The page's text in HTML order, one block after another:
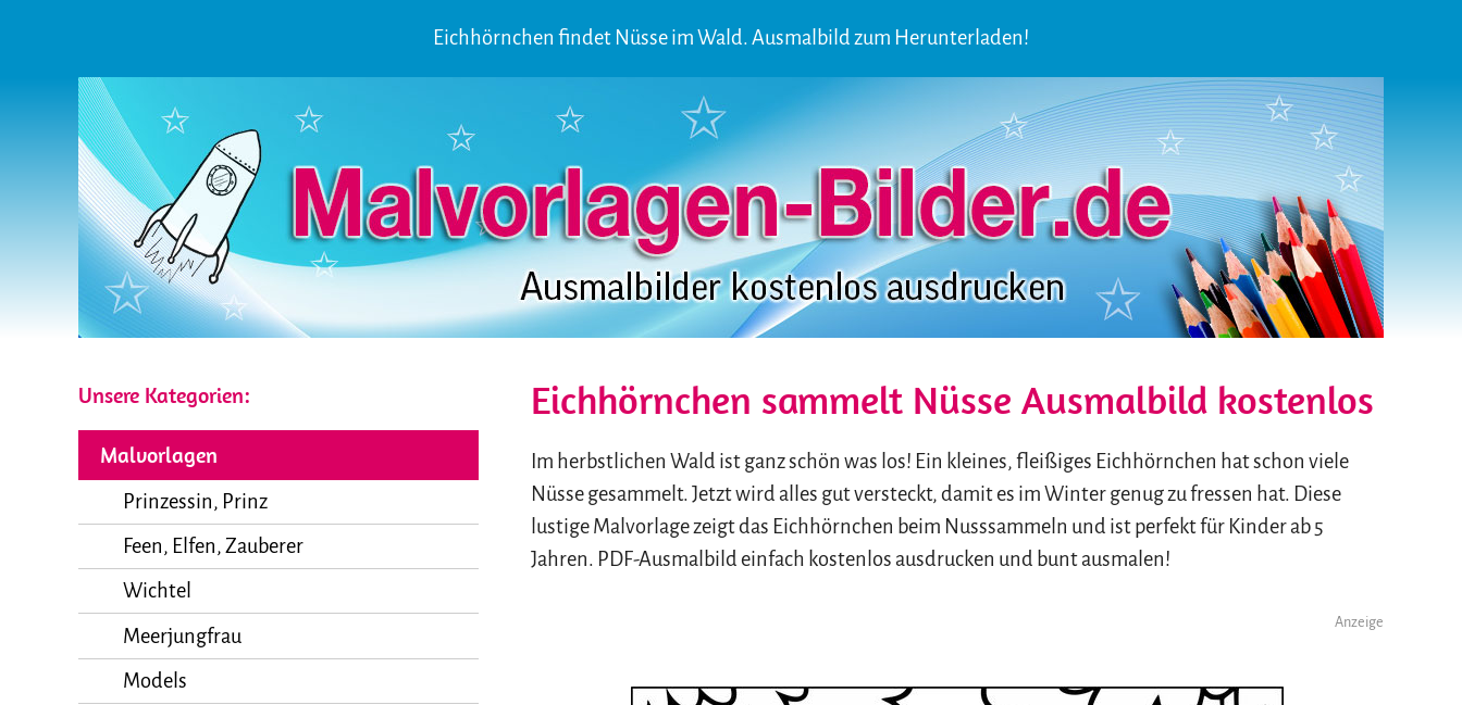
Eichhörnchen findet Nüsse im Wald. Ausmalbild zum Herunterladen!
Unsere Kategorien:
Malvorlagen
Prinzessin, Prinz
Feen, Elfen, Zauberer
Wichtel
Meerjungfrau
Models
Eichhörnchen sammelt Nüsse Ausmalbild kostenlos
Im herbstlichen Wald ist ganz schön was los! Ein kleines, fleißiges Eichhörnchen hat schon viele
Nüsse gesammelt. Jetzt wird alles gut versteckt, damit es im Winter genug zu fressen hat. Diese
lustige Malvorlage zeigt das Eichhörnchen beim Nusssammeln und ist perfekt für Kinder ab 5
Jahren. PDF-Ausmalbild einfach kostenlos ausdrucken und bunt ausmalen!
Anzeige